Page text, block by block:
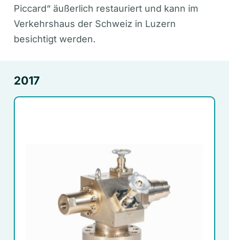
Piccard“ äußerlich restauriert und kann im
Verkehrshaus der Schweiz in Luzern
besichtigt werden.
2017